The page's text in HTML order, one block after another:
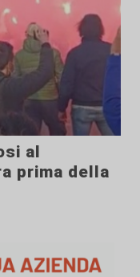
al
prima della